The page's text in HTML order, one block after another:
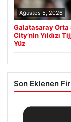
Ağustos 5, 2026
Galatasaray Orta
City’nin Yıldızı
Yüz
Son Eklenen